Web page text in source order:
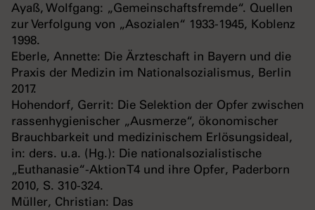
Ayaß, Wolfgang: „Gemeinschaftsfremde“. Quellen
zur Verfolgung von „Asozialen“ 1933-1945, Koblenz
1998.
Eberle, Annette: Die Ärzteschaft in Bayern und die
Praxis der Medizin im Nationalsozialismus, Berlin
2017.
Hohendorf, Gerrit: Die Selektion der Opfer zwischen
rassenhygienischer „Ausmerze“, ökonomischer
Brauchbarkeit und medizinischem Erlösungsideal,
in: ders. u.a. (Hg.): Die nationalsozialistische
„Euthanasie“-Aktion T4 und ihre Opfer, Paderborn
2010, S. 310-324.
Müller, Christian: Das